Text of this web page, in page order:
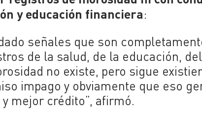
y educación financiera:
señales que son
de la salud, de la educación,
no existe, pero sigue
impago y obviamente que eso
mejor crédito”, afirmó.